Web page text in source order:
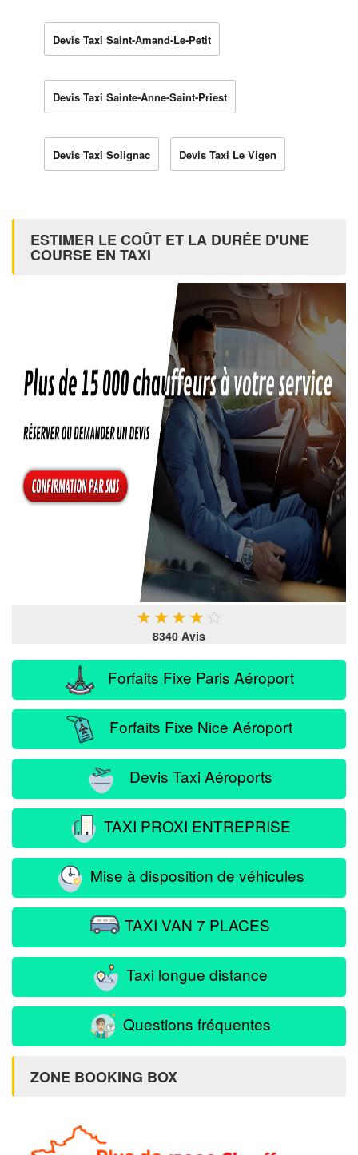
Devis Taxi Saint-Amand-Le-Petit
Devis Taxi Sainte-Anne-Saint-Priest
Devis Taxi Solignac Devis Taxi Le Vigen
ESTIMER LE COÛT ET LA DURÉE D'UNE
COURSE EN TAXI
★ ★ ★ ★ ★
8340 Avis
Forfaits Fixe Paris Aéroport
Forfaits Fixe Nice Aéroport
Devis Taxi Aéroports
TAXI PROXI ENTREPRISE
Mise à disposition de véhicules
TAXI VAN 7 PLACES
Taxi longue distance
Questions fréquentes
ZONE BOOKING BOX